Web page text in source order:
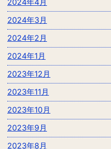
2024年4月
2024年3月
2024年2月
2024年1月
2023年12月
2023年11月
2023年10月
2023年9月
2023年8月